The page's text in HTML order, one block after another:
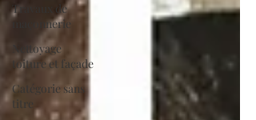
Travaux de
maçonnerie
Nettoyage
toiture et façade
Catégorie sans
titre